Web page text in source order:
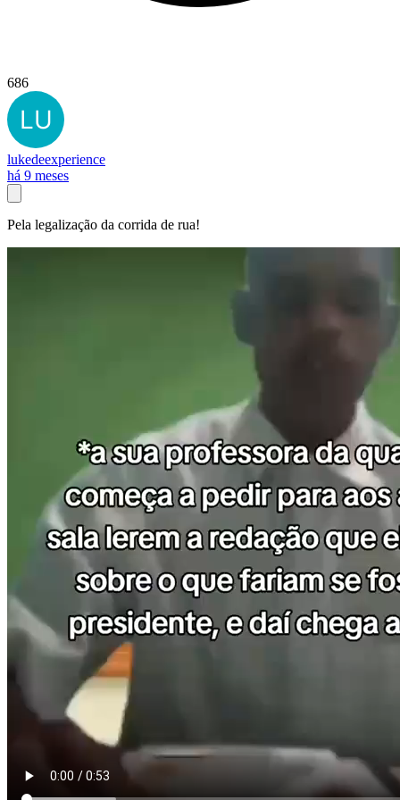
686
lukedeexperience
há 9 meses
Pela legalização da corrida de rua!